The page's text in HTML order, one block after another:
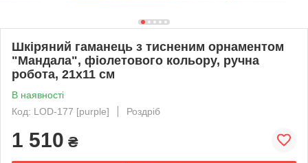
Шкіряний гаманець з тисненим орнаментом
"Мандала", фіолетового кольору, ручна
робота, 21х11 см
В наявності
Код: LOD-177 [purple]
Роздріб
1 510 ₴